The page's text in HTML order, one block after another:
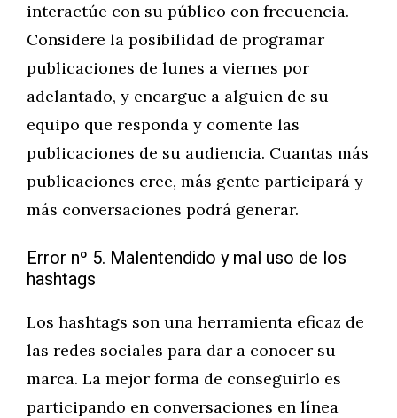
interactúe con su público con frecuencia.
Considere la posibilidad de programar
publicaciones de lunes a viernes por
adelantado, y encargue a alguien de su
equipo que responda y comente las
publicaciones de su audiencia. Cuantas más
publicaciones cree, más gente participará y
más conversaciones podrá generar.
Error nº 5. Malentendido y mal uso de los
hashtags
Los hashtags son una herramienta eficaz de
las redes sociales para dar a conocer su
marca. La mejor forma de conseguirlo es
participando en conversaciones en línea